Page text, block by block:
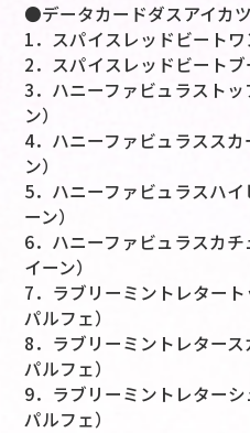
●データカードダスアイカ
1．スパイスレッドビートワ
2．スパイスレッドビートブ
3．ハニーファビュラスト
ン）
4．ハニーファビュラスス
ン）
5．ハニーファビュラスハ
ーン）
6．ハニーファビュラスカ
イーン）
7．ラブリーミントレター
パルフェ）
8．ラブリーミントレター
パルフェ）
9．ラブリーミントレター
パルフェ）